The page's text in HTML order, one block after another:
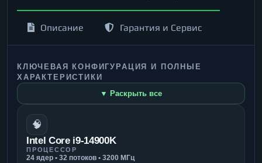
Описание Гарантия и Сервис
КЛЮЧЕВАЯ КОНФИГУРАЦИЯ И ПОЛНЫЕ
ХАРАКТЕРИСТИКИ
▼ Раскрыть все
🧠
Intel Core i9-14900K
ПРОЦЕССОР
24 ядер • 32 потоков • 3200 МГц